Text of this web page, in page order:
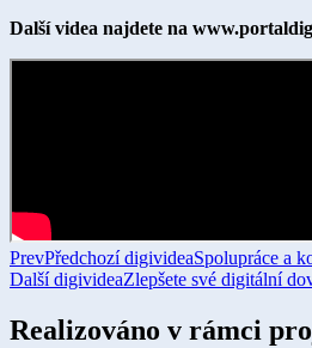
Další videa najdete na
PrevPředchozí digivideaSpolupráce a
Další digivideaZlepšete své digitální
Realizováno v rámci